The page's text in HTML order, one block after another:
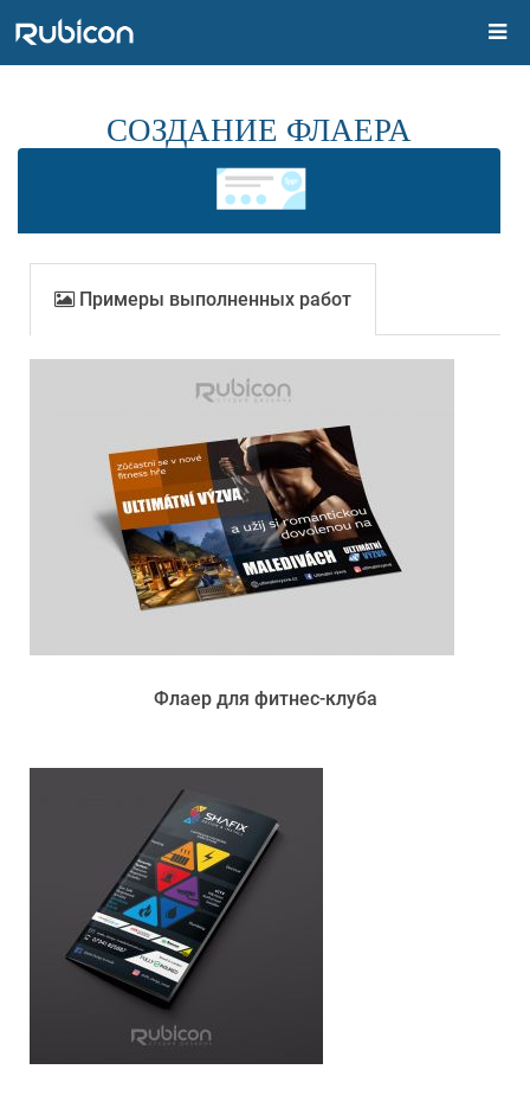
СОЗДАНИЕ ФЛАЕРА
Примеры выполненных работ
Флаер для фитнес-клуба